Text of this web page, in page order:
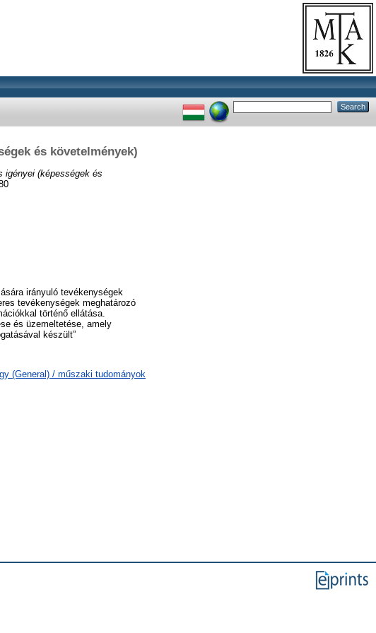
és követelmények)
igényei (képességek és
irányuló tevékenységek
tevékenységek meghatározó
történő ellátása.
és üzemeltetése, amely
készült”
(General) / műszaki tudományok